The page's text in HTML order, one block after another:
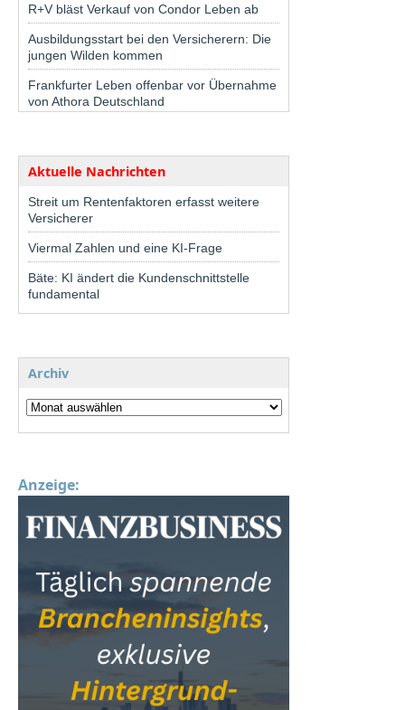
R+V bläst Verkauf von Condor Leben ab
Ausbildungsstart bei den Versicherern: Die
jungen Wilden kommen
Frankfurter Leben offenbar vor Übernahme
von Athora Deutschland
Aktuelle Nachrichten
Streit um Rentenfaktoren erfasst weitere
Versicherer
Viermal Zahlen und eine KI-Frage
Bäte: KI ändert die Kundenschnittstelle
fundamental
Archiv
Anzeige: